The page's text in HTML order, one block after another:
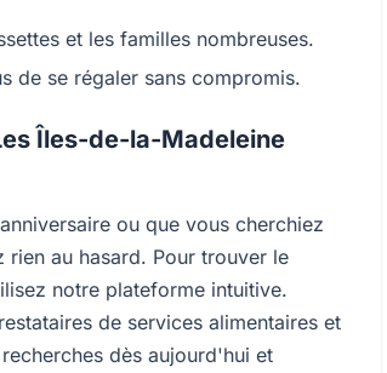
et les familles nombreuses.
de se régaler sans compromis.
Îles-de-la-Madeleine
ou que vous cherchiez
rien au hasard. Pour trouver le
notre plateforme intuitive.
de services alimentaires et
dès aujourd'hui et